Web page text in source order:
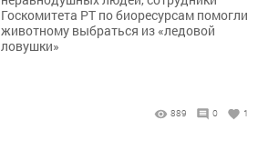
Госкомитета РТ по биоресурсам помогли
животному выбраться из «ледовой
ловушки»
889 0 1